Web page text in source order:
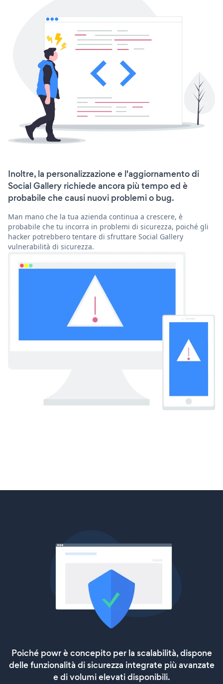
Inoltre, la personalizzazione e l'aggiornamento di
Social Gallery richiede ancora più tempo ed è
probabile che causi nuovi problemi o bug.
Man mano che la tua azienda continua a crescere, è
probabile che tu incorra in problemi di sicurezza, poiché gli
hacker potrebbero tentare di sfruttare Social Gallery
vulnerabilità di sicurezza.
Poiché powr è concepito per la scalabilità, dispone
delle funzionalità di sicurezza integrate più avanzate
e di volumi elevati disponibili.